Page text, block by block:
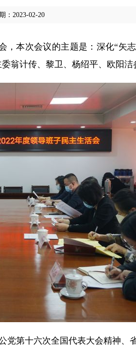
：2023-02-20
，本次会议的主题是：深化“矢
翁计传、黎卫、杨绍平、欧阳洁
第十六次全国代表大会精神、